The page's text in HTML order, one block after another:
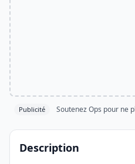
Publicité Soutenez Ops pour ne
Description